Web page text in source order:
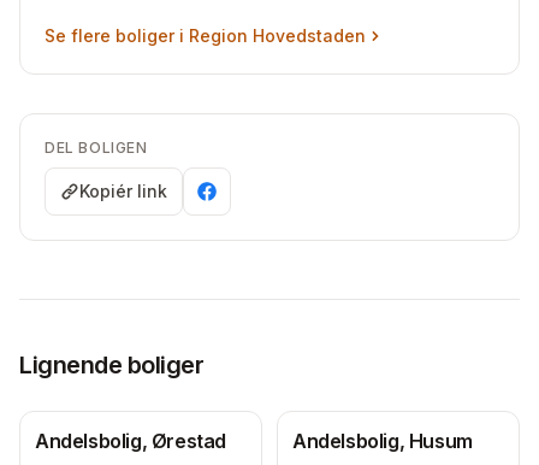
Se flere boliger i Region Hovedstaden
DEL BOLIGEN
Kopiér link
Lignende boliger
Andelsbolig, Ørestad Andelsbolig, Husum